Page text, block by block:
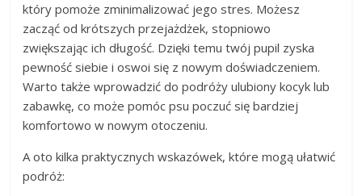
który pomoże zminimalizować jego stres. Możesz
zacząć od krótszych przejażdżek, stopniowo
zwiększając ich długość. Dzięki temu twój pupil zyska
pewność siebie i oswoi się z nowym doświadczeniem.
Warto także wprowadzić do podróży ulubiony kocyk lub
zabawkę, co może pomóc psu poczuć się bardziej
komfortowo w nowym otoczeniu.
A oto kilka praktycznych wskazówek, które mogą ułatwić
podróż: